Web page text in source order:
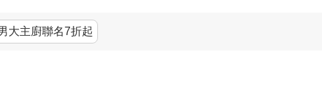
大主廚聯名7折起